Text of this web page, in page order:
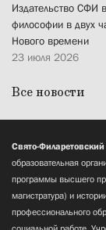
Издательство СФИ
философии в двух
Нового времени
23 июля 2026
Все новости
Свято-
образовательная
программы высшего
магистратура) и
профессионального